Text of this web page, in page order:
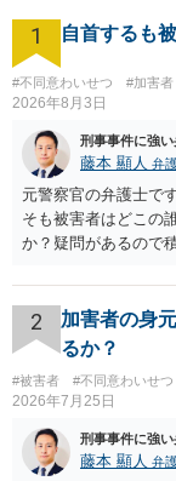
すんなりと示談を受け
でも被害者の方は精神
した。そのような中
とによって，当方の意
した。示談交渉には数
ことができたので，A
うに，弁護士の粘り強
1 自首するも
#不同意わいせつ #加害者
2026年8月3日
刑事事件に強
藤本 顯人 弁
元警察官の弁護士で
そも被害者はどこの
か？疑問があるので
2
加害者の身
るか？
#被害者 #不同意わいせつ
2026年7月25日
刑事事件に強
藤本 顯人 弁